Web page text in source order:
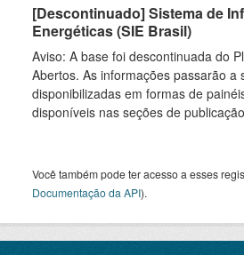
[Descontinuado] Sistema de
Energéticas (SIE Brasil)
Aviso: A base foi descontinuada do
Abertos. As informações passarão a
disponibilizadas em formas de
disponíveis nas seções de
Você também pode ter acesso a esses
Documentação da API).